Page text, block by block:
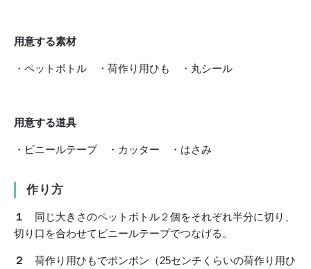
用意する素材
・ペットボトル ・荷作り用ひも ・丸シール
用意する道具
・ビニールテープ ・カッター ・はさみ
作り方
１
同じ大きさのペットボトル２個をそれぞれ半分に切り、
切り口を合わせてビニールテープでつなげる。
２
荷作り用ひもでポンポン（25センチくらいの荷作り用ひ